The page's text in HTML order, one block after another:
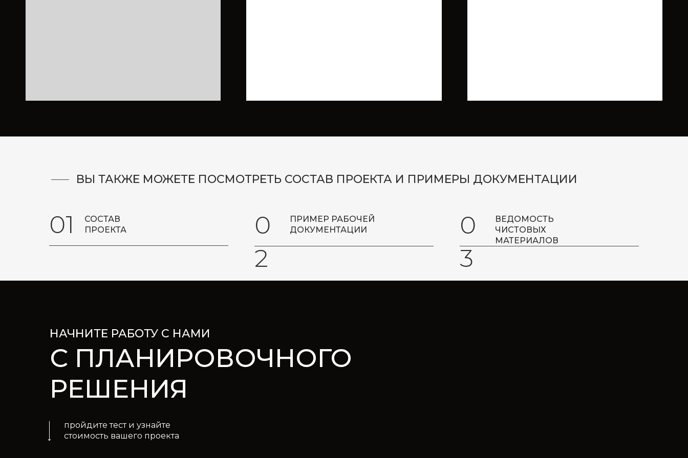
ВЕДОМОСТЬ
ЧИСТОВЫХ
МАТЕРИАЛОВ
ПРИМЕР РАБОЧЕЙ
ДОКУМЕНТАЦИИ
СОСТАВ
ПРОЕКТА
0
3
0
2
01
ВЫ ТАКЖЕ МОЖЕТЕ ПОСМОТРЕТЬ СОСТАВ ПРОЕКТА И ПРИМЕРЫ ДОКУМЕНТАЦИИ
пройдите тест и узнайте
стоимость вашего проекта
С ПЛАНИРОВОЧНОГО
РЕШЕНИЯ
НАЧНИТЕ РАБОТУ С НАМИ